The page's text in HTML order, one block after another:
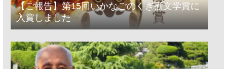
【ご報告】第15回いかなごのくぎ煮文学賞に
入賞しました